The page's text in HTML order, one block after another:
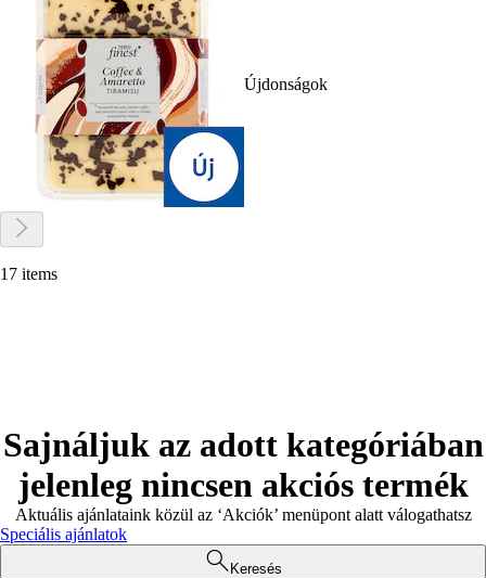
Újdonságok
17 items
Sajnáljuk az adott kategóriában
jelenleg nincsen akciós termék
Aktuális ajánlataink közül az ‘Akciók’ menüpont alatt válogathatsz
Speciális ajánlatok
Keresés